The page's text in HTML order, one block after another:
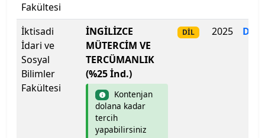
İnönü Üniversitesi
İskenderun Teknik Üniversitesi
İstanbul 29 Mayıs Üniversitesi
İstanbul Arel Üniversitesi
Fakültesi
İktisadi
İdari ve
Sosyal
Bilimler
Fakültesi
İNGİLİZCE
MÜTERCİM VE
TERCÜMANLIK
(%25 İnd.)
Kontenjan
dolana kadar
tercih
yapabilirsiniz
DİL 2025